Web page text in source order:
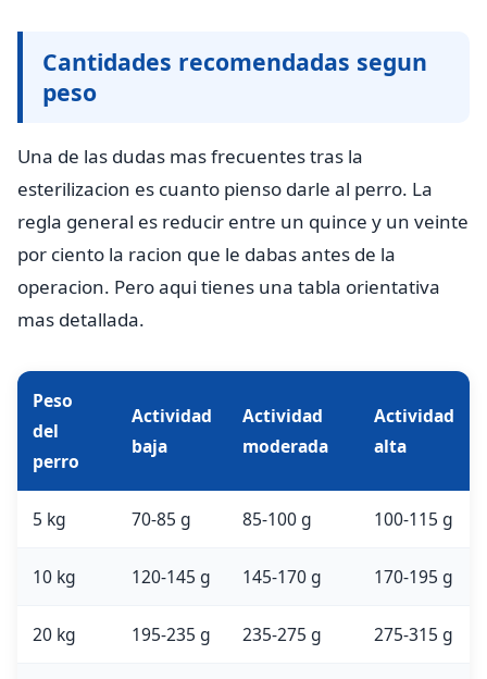
Cantidades recomendadas segun
peso
Una de las dudas mas frecuentes tras la
esterilizacion es cuanto pienso darle al perro. La
regla general es reducir entre un quince y un veinte
por ciento la racion que le dabas antes de la
operacion. Pero aqui tienes una tabla orientativa
mas detallada.
Peso
del
perro
Actividad
baja
Actividad
moderada
Actividad
alta
5 kg 70-85 g 85-100 g 100-115 g
10 kg 120-145 g 145-170 g 170-195 g
20 kg 195-235 g 235-275 g 275-315 g